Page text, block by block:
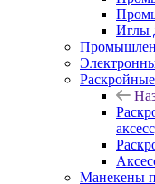
Иглы
Манекены